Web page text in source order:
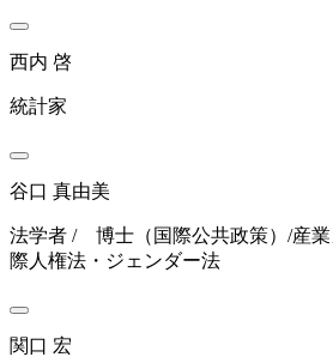
西内 啓
統計家
谷口 真由美
法学者 / 博士（国際公共政策）/産
際人権法・ジェンダー法
関口 宏